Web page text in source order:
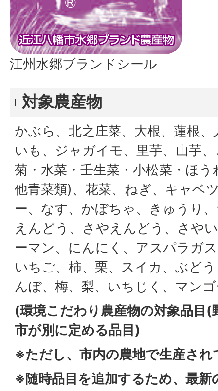
江州水郷ブランドシール
対象農産物
かぶら、北之庄菜、大根、蓮根
いも、ジャガイモ、里芋、山芋
菊・水菜・壬生菜・小松菜・ほ
他青菜類)、花菜、ねぎ、キャベ
ー、なす、かぼちゃ、きゅうり
えんどう、さやえんどう、さや
ーマン、にんにく、アスパラガ
いちご、柿、栗、スイカ、ぶど
んぼ、梅、梨、いちじく、マン
(環境こだわり農産物の対象品目(
市が別に定める品目)
※ただし、市内の農地で生産され
※随時品目を追加するため、最新